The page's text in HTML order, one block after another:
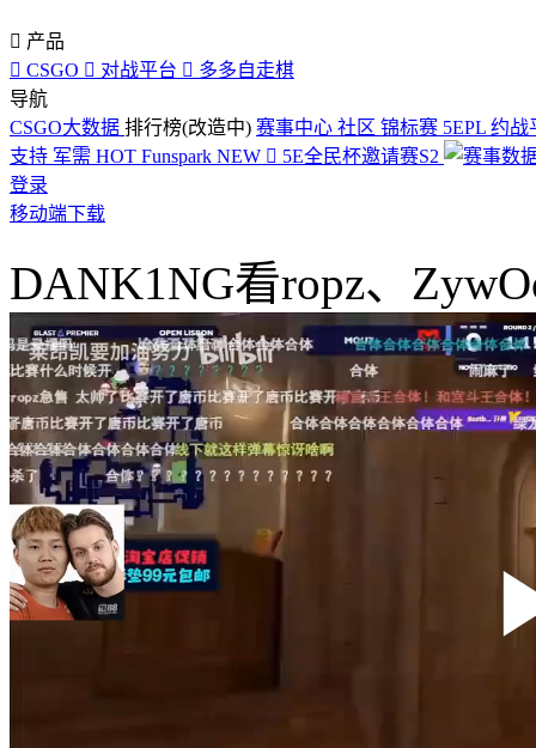
 产品
 CSGO  对战平台  多多自走棋
导航
CSGO大数据 排行榜(改造中) 赛事中心 社区 锦标赛 5EPL 约战
支持 军需 HOT Funspark NEW  5E全民杯邀请赛S2
登录
移动端下载
DANK1NG看ropz、